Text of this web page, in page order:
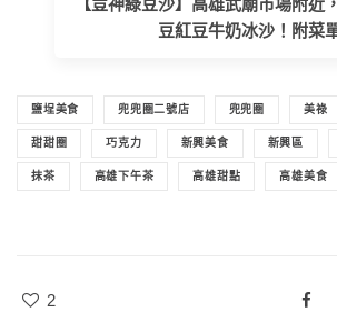
【荳神綠豆沙】高雄武廟市場附近
豆紅豆牛奶冰沙！附菜
鹽埕美食 兜兜圈二號店 兜兜圈 美祿
甜甜圈 巧克力 新興美食 新興區
抹茶 高雄下午茶 高雄甜點 高雄美食
2